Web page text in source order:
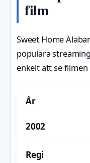
film
Sweet Home
populära
enkelt att se
År
2002
Regi